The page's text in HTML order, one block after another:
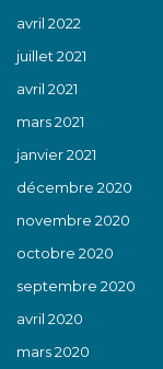
avril 2022
juillet 2021
avril 2021
mars 2021
janvier 2021
décembre 2020
novembre 2020
octobre 2020
septembre 2020
avril 2020
mars 2020